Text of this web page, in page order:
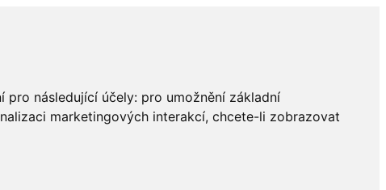
pro následující účely: pro umožnění základní
marketingových interakcí, chcete-li zobrazovat